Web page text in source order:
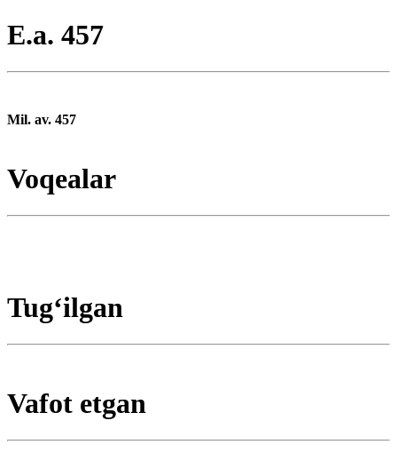
E.a. 457
Mil. av. 457
Voqealar
Tugʻilgan
Vafot etgan